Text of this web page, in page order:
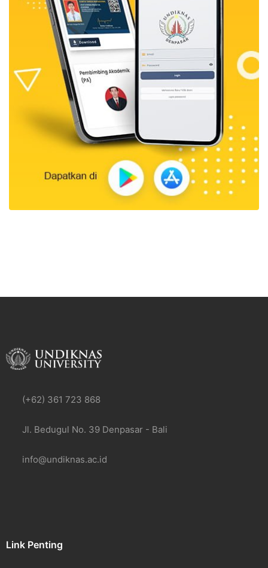
(+62) 361 723 868
Jl. Bedugul No. 39 Denpasar - Bali
info@undiknas.ac.id
Link Penting